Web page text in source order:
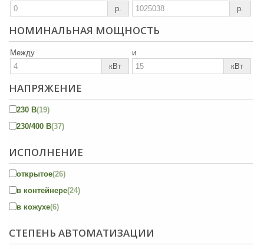
р.
р.
НОМИНАЛЬНАЯ МОЩНОСТЬ
Между
кВт
и
кВт
НАПРЯЖЕНИЕ
230 В(19)
230/400 В(37)
ИСПОЛНЕНИЕ
открытое(26)
в контейнере(24)
в кожухе(6)
СТЕПЕНЬ АВТОМАТИЗАЦИИ